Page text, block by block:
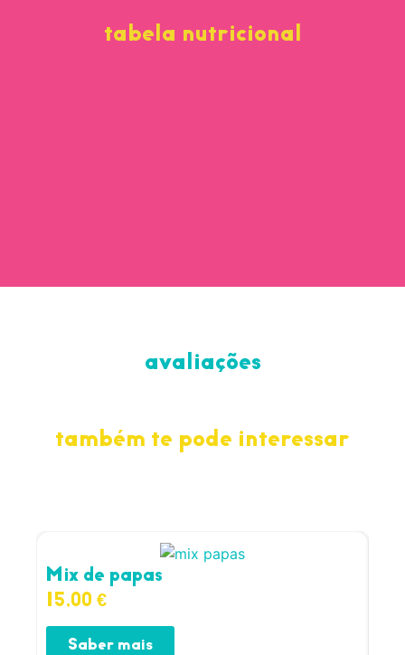
tabela nutricional
avaliações
também te pode interessar
Mix de papas
15,00 €
Saber mais